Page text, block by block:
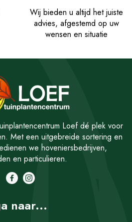
Wij bieden u altijd het juiste
advies, afgestemd op uw
wensen en situatie
Loef dé plek voor
Met een uitgebreide sortering en
we hoveniersbedrijven,
en particulieren.
naar...